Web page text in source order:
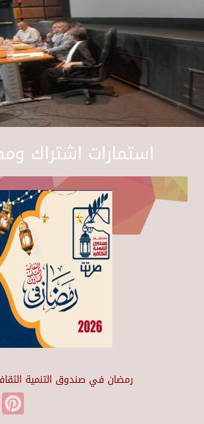
استمارات اشتراك
رمضان في صندوق التنمية الثقافية
Twitter